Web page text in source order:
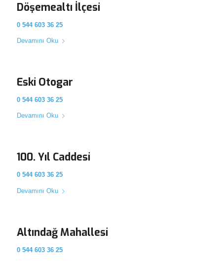
Döşemealtı İlçesi
0 544 603 36 25
Devamını Oku
Eski Otogar
0 544 603 36 25
Devamını Oku
100. Yıl Caddesi
0 544 603 36 25
Devamını Oku
Altındağ Mahallesi
0 544 603 36 25